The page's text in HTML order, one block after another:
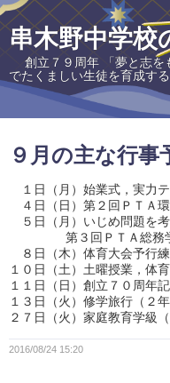
串木野中学校
創立７９周年 「夢と志
でたくましい生徒を育成す
９月の主な行事
１日（月）始業式，実力テ
４日（日）第２回ＰＴＡ
５日（月）いじめ問題を
第３回ＰＴＡ総務学
８日（木）体育大会予行
１０日（土）土曜授業，体
１１日（日）創立７０周年
１３日（火）修学旅行（２年
２７日（火）家庭教育学級
2016/08/24 15:20